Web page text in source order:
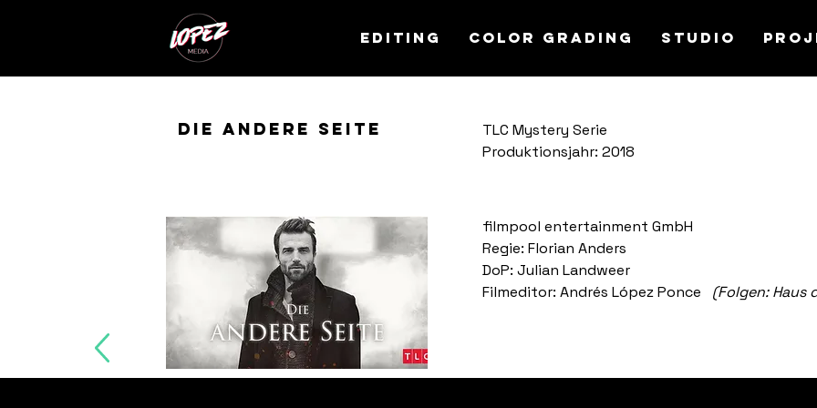
Editing Color Grading STUDIO
Die Andere Seite
TLC Mystery Serie
Produktionsjahr: 2018
filmpool entertainment GmbH
Regie: Florian Anders
DoP: Julian Landweer
Filmeditor: Andrés López Ponce
(Folgen: Haus